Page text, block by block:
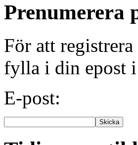
Prenumerera
För att
fylla i din epost
E-post: